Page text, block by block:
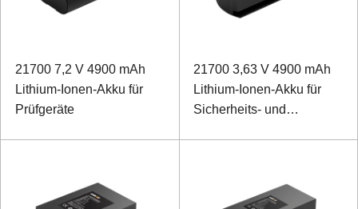
21700 7,2 V 4900 mAh
Lithium-Ionen-Akku für
Prüfgeräte
21700 3,63 V 4900 mAh
Lithium-Ionen-Akku für
Sicherheits- und